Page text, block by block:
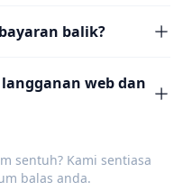
balik?
web dan
sentuh? Kami sentiasa
balas anda.